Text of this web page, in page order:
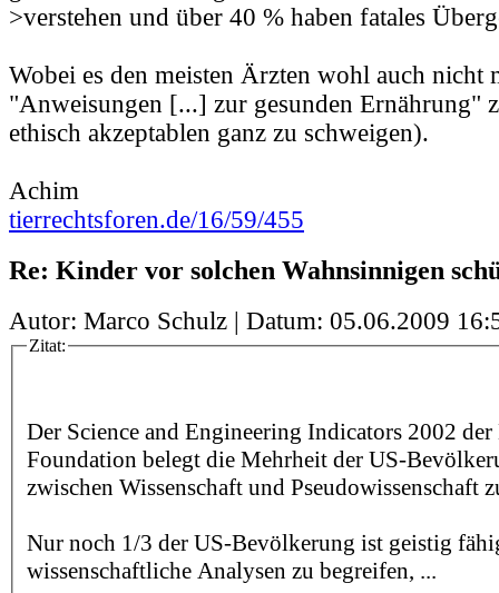
>verstehen und über 40 % haben fatales
Wobei es den meisten Ärzten wohl auch nicht
"Anweisungen [...] zur gesunden Ernährung"
ethisch akzeptablen ganz zu schweigen).
Achim
tierrechtsforen.de/16/59/455
Re: Kinder vor solchen Wahnsinnigen
Autor: Marco Schulz | Datum: 05.06.2009
Zitat:
Der Science and Engineering Indicators 2002
Foundation belegt die Mehrheit der US-
zwischen Wissenschaft und Pseudowissenschaft
Nur noch 1/3 der US-Bevölkerung ist geistig
wissenschaftliche Analysen zu begreifen, ...